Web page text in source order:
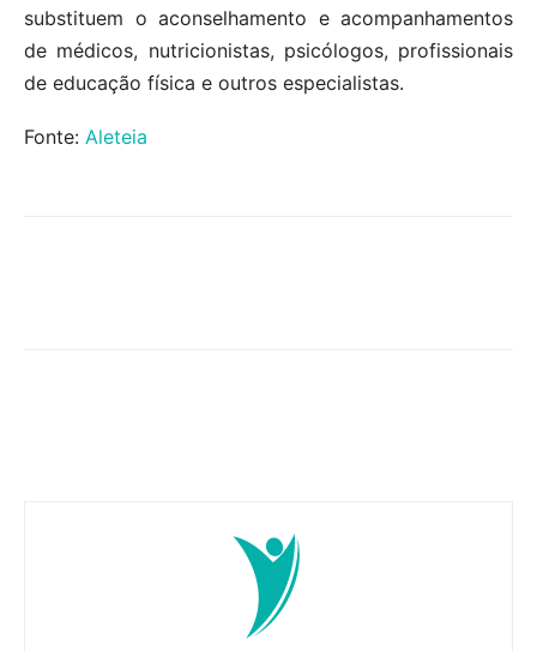
substituem o aconselhamento e acompanhamentos
de médicos, nutricionistas, psicólogos, profissionais
de educação física e outros especialistas.
Fonte: Aleteia